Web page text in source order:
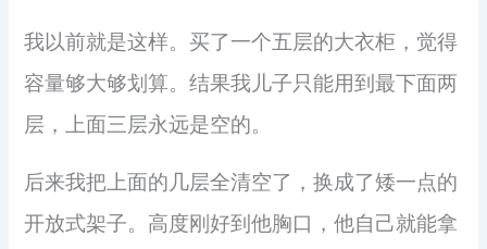
我以前就是这样。买了一个五层的大衣柜，觉得
容量够大够划算。结果我儿子只能用到最下面两
层，上面三层永远是空的。
后来我把上面的几层全清空了，换成了矮一点的
开放式架子。高度刚好到他胸口，他自己就能拿